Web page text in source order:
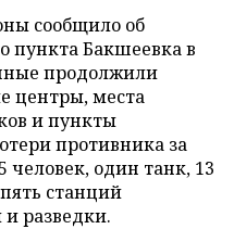
сообщило об
пункта Бакшеевка в
продолжили
центры, места
и пункты
противника за
человек, один танк, 13
станций
разведки.